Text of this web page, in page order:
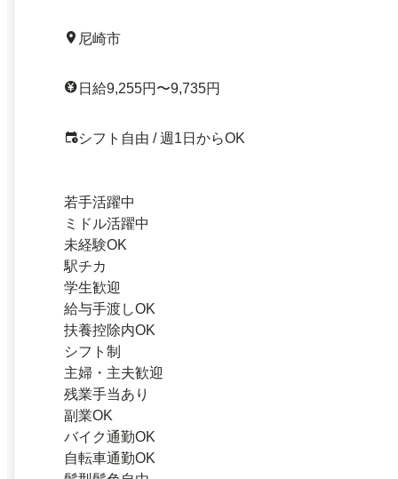
尼崎市
日給9,255円〜9,735円
シフト自由 / 週1日からOK
若手活躍中
ミドル活躍中
未経験OK
駅チカ
学生歓迎
給与手渡しOK
扶養控除内OK
シフト制
主婦・主夫歓迎
残業手当あり
副業OK
バイク通勤OK
自転車通勤OK